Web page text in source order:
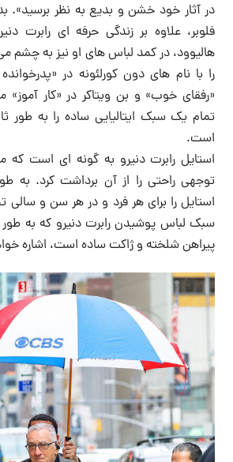
در آثار خود خشن و بدیع به نظر برسید».
فلوبر، علاوه بر زندگی حرفه ای رابرت
هالیوود، در کمد لباس های او نیز به چشم
تمام یک سبک ایتالیایی ساده را به طور
است.
استایل رابرت دنیرو به گونه ای است که
توجهی راحتی را از آن برداشت کرد. به
استایل را برای هر فرد و در هر سن و سالی
سبک لباس پوشیدن رابرت دنیرو که به
پیراهن شلخته و ژاکت ساده است، اشاره